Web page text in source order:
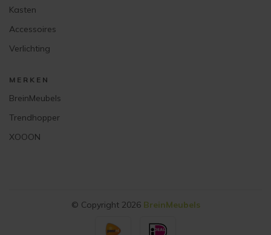
Kasten
Accessoires
Verlichting
MERKEN
BreinMeubels
Trendhopper
XOOON
© Copyright 2026 BreinMeubels